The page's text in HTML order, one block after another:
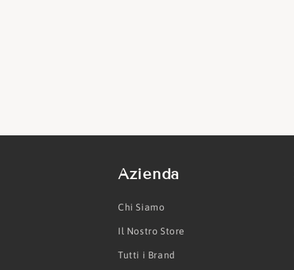
Azienda
Chi Siamo
Il Nostro Store
Tutti i Brand